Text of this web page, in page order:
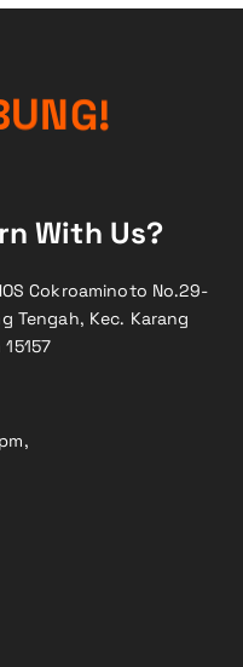
UNG!
With Us?
Cokroaminoto No.29-
Tengah, Kec. Karang